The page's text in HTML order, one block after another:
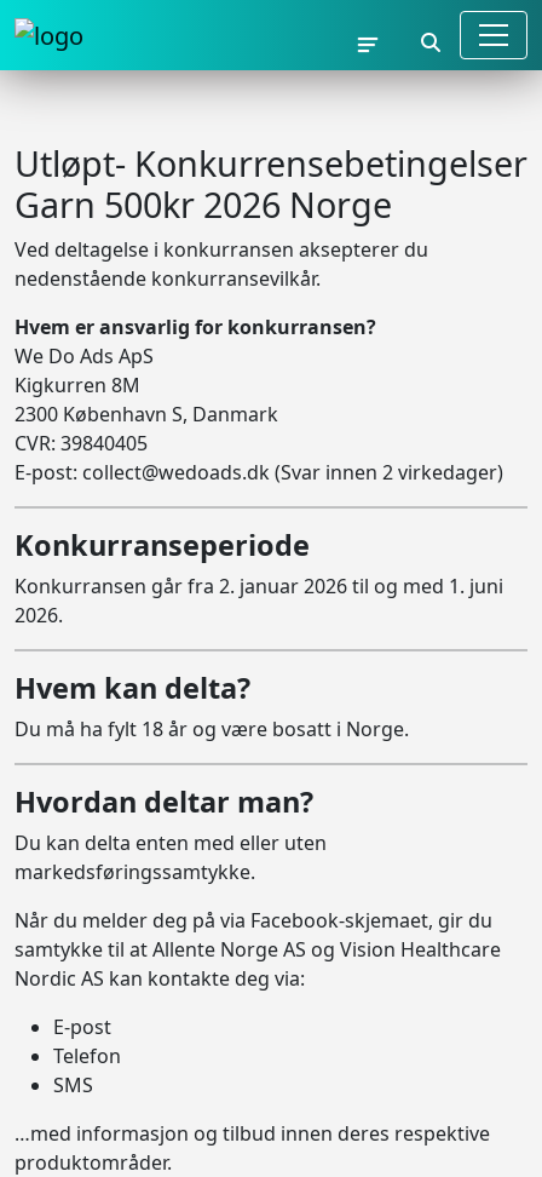
Utløpt- Konkurrensebetingelser
Garn 500kr 2026 Norge
Ved deltagelse i konkurransen aksepterer du
nedenstående konkurransevilkår.
Hvem er ansvarlig for konkurransen?
We Do Ads ApS
Kigkurren 8M
2300 København S, Danmark
CVR: 39840405
E-post: collect@wedoads.dk(Svar innen 2 virkedager)
Konkurranseperiode
Konkurransen går fra 2. januar 2026 til og med 1. juni
2026.
Hvem kan delta?
Du må ha fylt 18 år og være bosatt i Norge.
Hvordan deltar man?
Du kan delta enten med eller uten
markedsføringssamtykke.
Når du melder deg på via Facebook-skjemaet, gir du
samtykke til at Allente Norge AS og Vision Healthcare
Nordic AS kan kontakte deg via:
E-post
Telefon
SMS
…med informasjon og tilbud innen deres respektive
produktområder.